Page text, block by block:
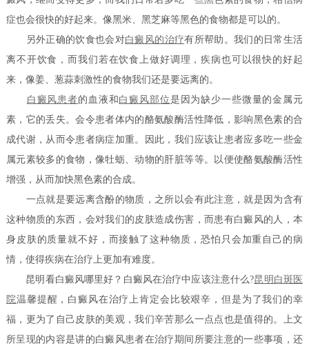
症也会很快的好起来。像黑米、黑芝麻等黑色的食物都是可以的。
另外正确的饮食也会对白癜风的治疗有所帮助。我们的日常生活
离不开饮食，而我们若在饮食上做好调理，疾病也可以很快的好起
来，像姜、葱蒜刺激性的食物我们还是要远离的。
白癜风患者的血液和 白癜风部位是因为缺少一些微量的金属元
素，它的丢失。会令患者体内的酪氨酸酶活性降低，影响黑色素的合
成代谢，从而令患者病症加重。因此，我们应该让患者应多吃一些金
属元素较多的食物，像牡蛎、动物的肝脏等等。以便使酪氨酸酶活性
增强，从而加快黑色素的合成。
一点就是要远离含酚的物质，之所以会有此注意，就是因为含有
这种物质的东西，会对我们的皮肤造成伤害，而患有白癜风的人，本
身皮肤的质量就不好，而接触了这种物质，恐怕只会加重自己的病
情，使得疾病在治疗上更加有难度。
昆明看白癜风哪里好？白癜风在治疗中应该注意什么?昆明白斑医
院温馨提醒，白癜风在治疗上肯定会比较艰辛，但是为了我们的幸
福，更为了自己皮肤的美观，我们辛苦那么一点点也是值得的。上文
所呈现的内容是讲的白癜风患者在治疗期间所要注意的一些事项，还